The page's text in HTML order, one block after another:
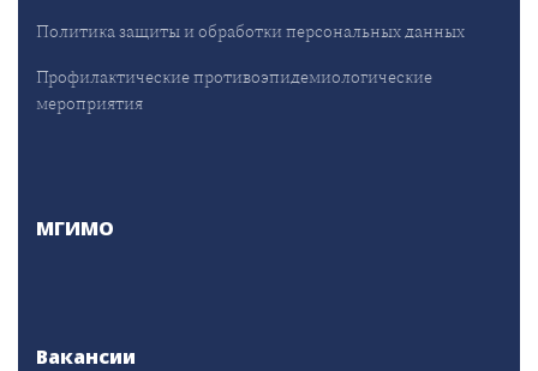
Политика защиты и обработки персональных данных
Профилактические противоэпидемиологические
мероприятия
МГИМО
Вакансии